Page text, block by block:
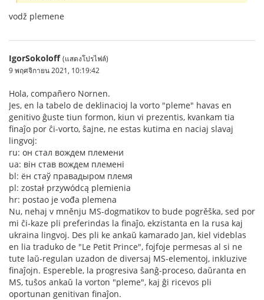
vodž plemene
IgorSokoloff (แสดงโปรไฟล์)
9 พฤศจิกายน 2021, 10:19:42
Hola, compañero Nornen.
Jes, en la tabelo de deklinacioj la vorto "pleme" havas en
genitivo ĝuste tiun formon, kiun vi prezentis, kvankam tia
finaĵo por ĉi-vorto, ŝajne, ne estas kutima en naciaj slavaj
lingvoj:
ru: он стал вождем племени
ua: він став вождем племені
bl: ён стаў правадыром племя
pl: został przywódcą plemienia
hr: postao je vođa plemena
Nu, nehaj v mněnju MS-dogmatikov to bude pogrěška, sed por
mi ĉi-kaze pli preferindas la finaĵo, ekzistanta en la rusa kaj
ukraina lingvoj. Des pli ke ankaŭ kamarado Jan, kiel videblas
en lia traduko de "Le Petit Prince", fojfoje permesas al si ne
tute laŭ-regulan uzadon de diversaj MS-elementoj, inkluzive
finaĵojn. Espereble, la progresiva ŝanĝ-proceso, daŭranta en
MS, tuŝos ankaŭ la vorton "pleme", kaj ĝi ricevos pli
oportunan genitivan finaĵon.